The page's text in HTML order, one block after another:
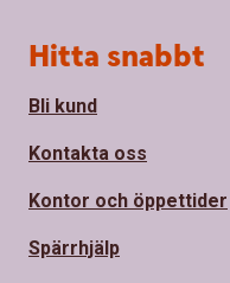
Sidfot
Hitta snabbt
Bli kund
Kontakta oss
Kontor och öppettider
Spärrhjälp